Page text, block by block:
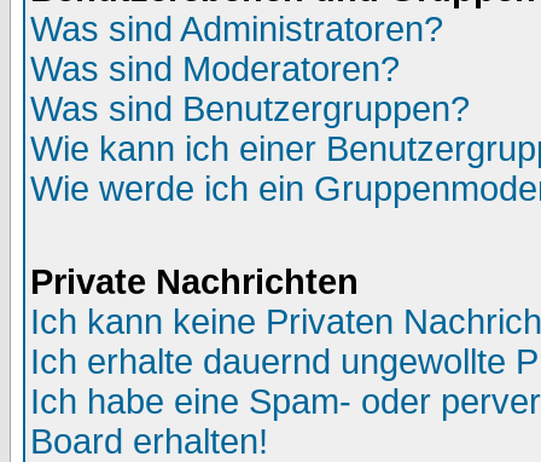
Was sind Administratoren?
Was sind Moderatoren?
Was sind Benutzergruppen?
Wie kann ich einer
Wie werde ich ein
Private Nachrichten
Ich kann keine Privaten
Ich erhalte dauernd ungewollte
Ich habe eine Spam- oder
Board erhalten!